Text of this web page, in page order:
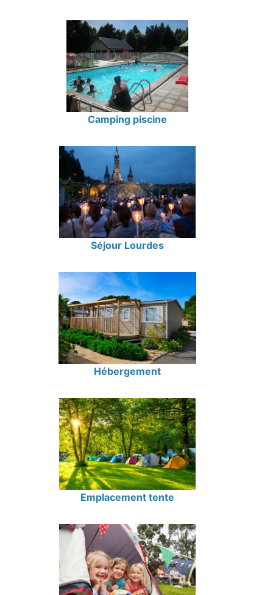
Camping piscine
Séjour Lourdes
Hébergement
Emplacement tente